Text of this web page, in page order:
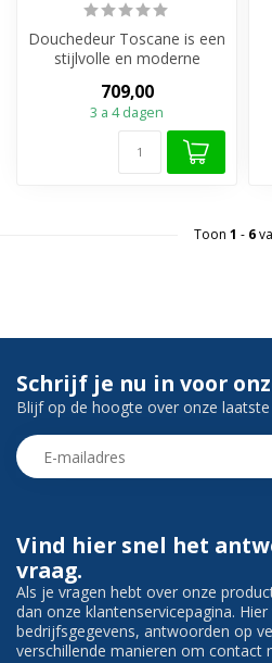
Douchedeur Toscane is een
stijlvolle en moderne
alumini...
709,00
3 a 4 dagen
Toon 1 - 6
Vind hier snel het
vraag.
Als je vragen hebt over onze
dan onze klantenservicepagina.
bedrijfsgegevens, antwoorden op
verschillende manieren om contact
Schrijf je nu in voor
Blijf op de hoogte over onze